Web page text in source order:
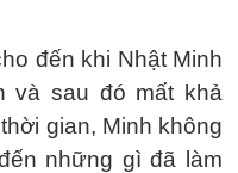
đến khi Nhật Minh
và sau đó mất khả
gian, Minh không
những gì đã làm